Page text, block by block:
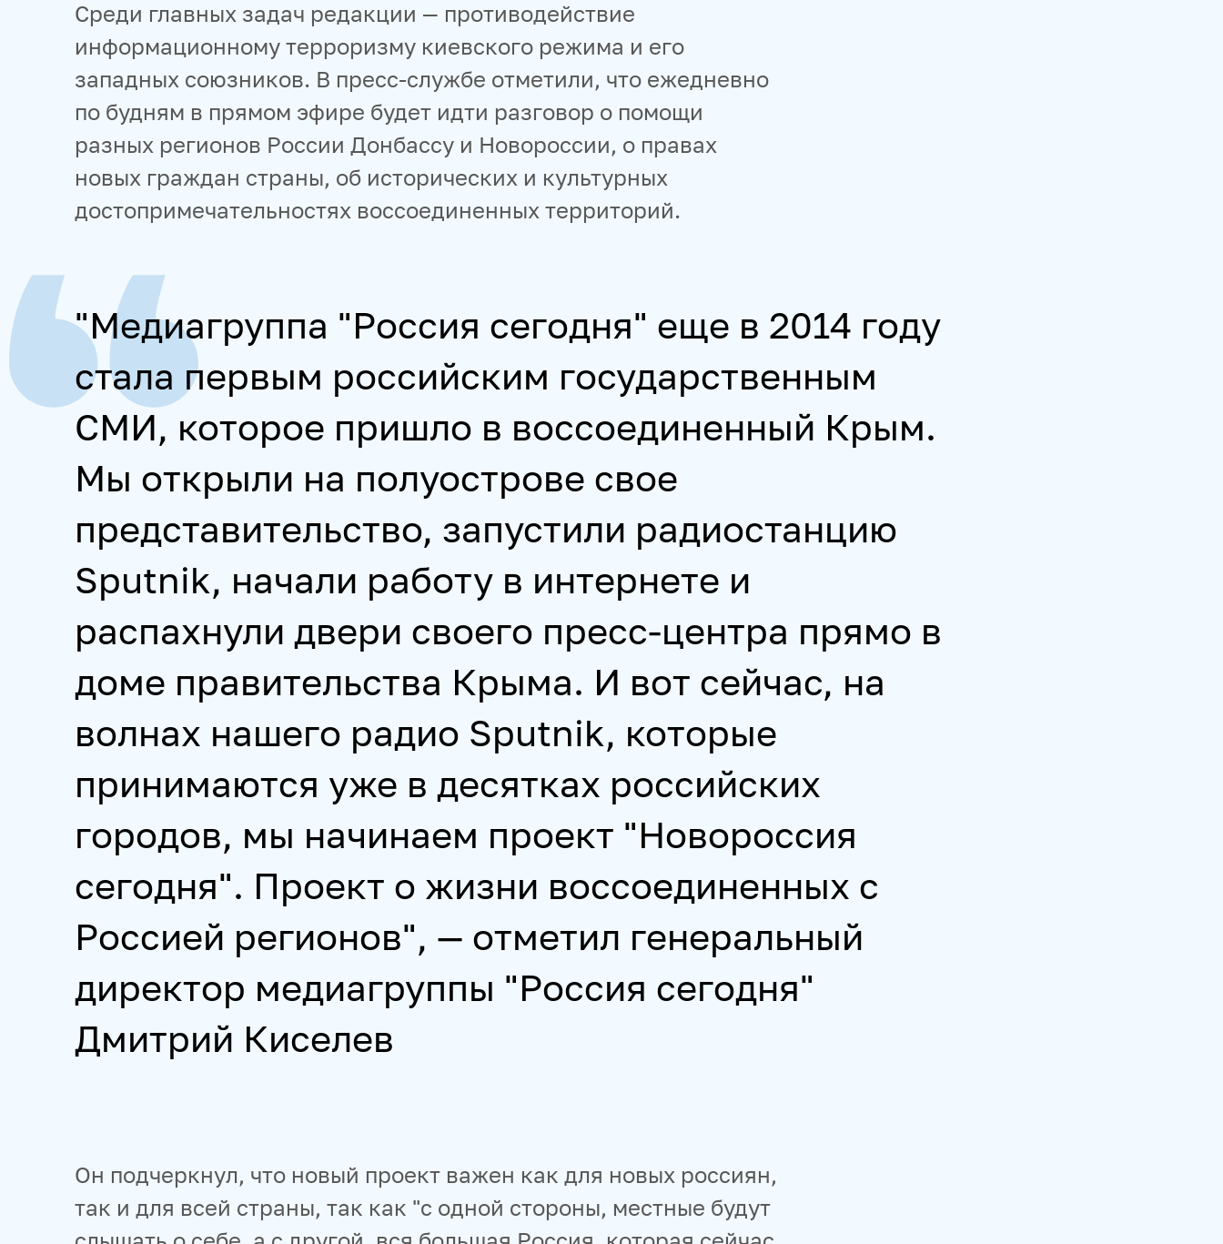
Среди главных задач редакции — противодействие
информационному терроризму киевского режима и его
западных союзников. В пресс-службе отметили, что ежедневно
по будням в прямом эфире будет идти разговор о помощи
разных регионов России Донбассу и Новороссии, о правах
новых граждан страны, об исторических и культурных
достопримечательностях воссоединенных территорий.
"Медиагруппа "Россия сегодня" еще в 2014 году
стала первым российским государственным
СМИ, которое пришло в воссоединенный Крым.
Мы открыли на полуострове свое
представительство, запустили радиостанцию
Sputnik, начали работу в интернете и
распахнули двери своего пресс-центра прямо в
доме правительства Крыма. И вот сейчас, на
волнах нашего радио Sputnik, которые
принимаются уже в десятках российских
городов, мы начинаем проект "Новороссия
сегодня". Проект о жизни воссоединенных с
Россией регионов", — отметил генеральный
директор медиагруппы "Россия сегодня"
Дмитрий Киселев
Он подчеркнул, что новый проект важен как для новых россиян,
так и для всей страны, так как "с одной стороны, местные будут